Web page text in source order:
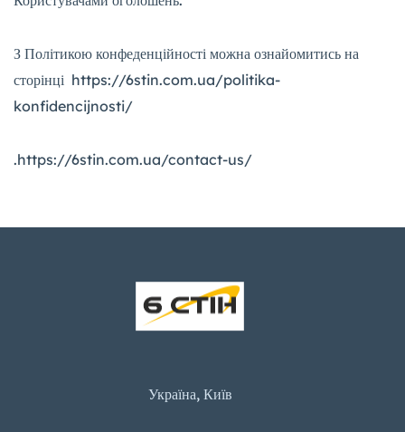
З Політикою конфеденційності можна ознайомитись на
сторінці https://6stin.com.ua/politika-
konfidencijnosti/
.https://6stin.com.ua/contact-us/
Україна, Київ